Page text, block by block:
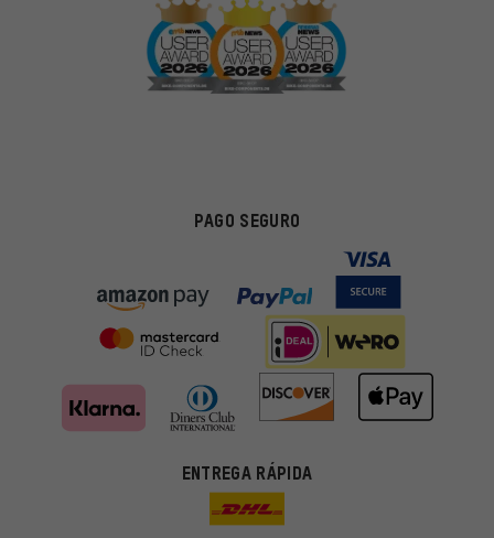
PAGO SEGURO
ENTREGA RÁPIDA
En lugar de publicidad al azar, obtendrás ofertas adecuadas para
ti. Las cookies de marketing nos ayudan a identificar tus
intereses con nuestros socios publicitarios y a mostrarte ofertas